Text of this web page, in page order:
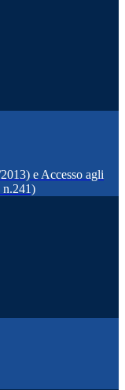
e Accesso agli
n.241)